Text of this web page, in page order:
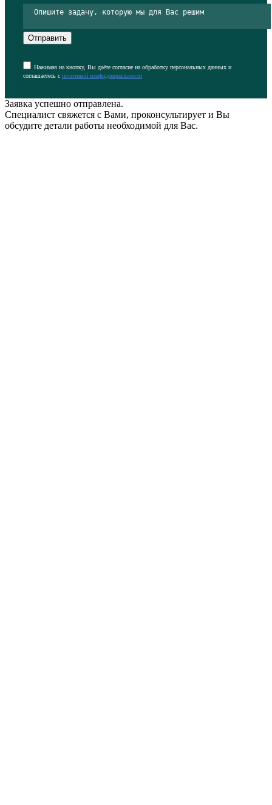
Отправить
Нажимая на кнопку, Вы даёте согласие на обработку персональных данных и
соглашаетесь с политикой конфиденциальности
Заявка успешно отправлена.
Специалист свяжется с Вами, проконсультирует и Вы
обсудите детали работы необходимой для Вас.